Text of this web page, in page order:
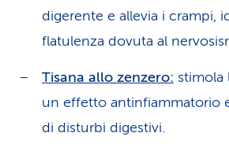
digerente e allevia i crampi,
flatulenza dovuta al
Tisana allo zenzero: stimola
un effetto antinfiammatorio
di disturbi digestivi.